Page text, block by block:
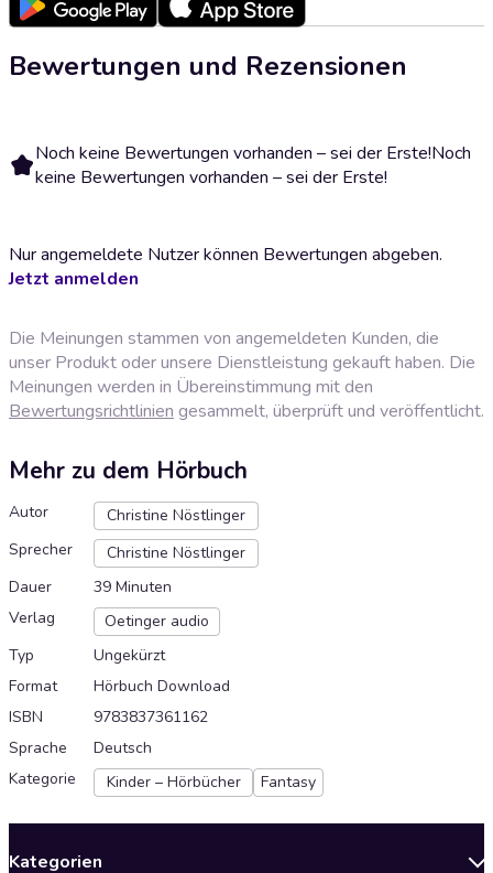
Bewertungen und Rezensionen
Noch keine Bewertungen vorhanden – sei der Erste!Noch
keine Bewertungen vorhanden – sei der Erste!
Nur angemeldete Nutzer können Bewertungen abgeben.
Jetzt anmelden
Die Meinungen stammen von angemeldeten Kunden, die
unser Produkt oder unsere Dienstleistung gekauft haben. Die
Meinungen werden in Übereinstimmung mit den
Bewertungsrichtlinien gesammelt, überprüft und veröffentlicht.
Mehr zu dem Hörbuch
Autor
Christine Nöstlinger
Sprecher
Christine Nöstlinger
Dauer
39 Minuten
Verlag
Oetinger audio
Typ
Ungekürzt
Format
Hörbuch Download
ISBN
9783837361162
Sprache
Deutsch
Kategorie
Kinder – Hörbücher Fantasy
Kategorien